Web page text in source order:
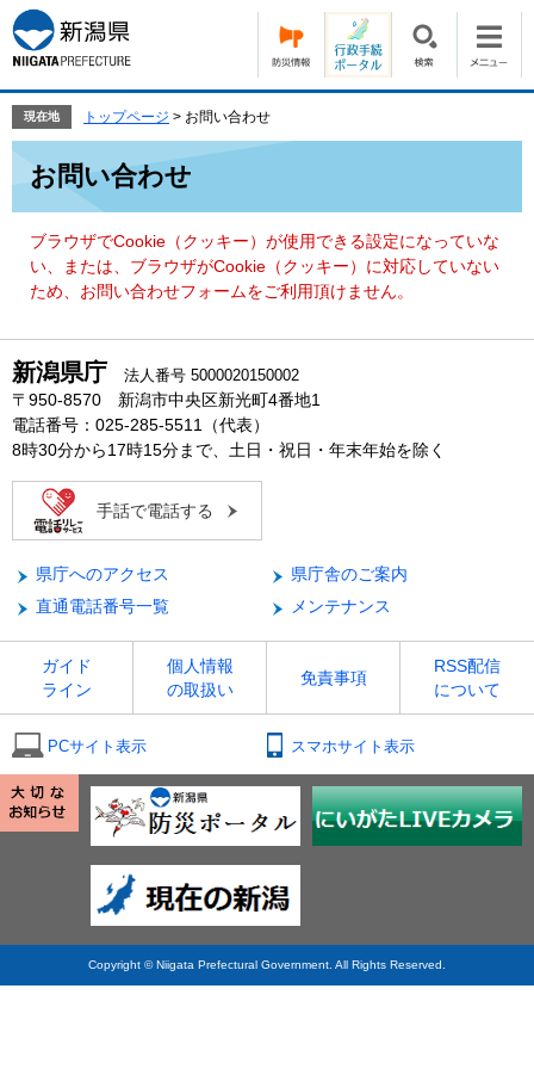
ー
ジ
の
頭
す。
ニ
ュ
ー
飛
て
現在地 トップページ > お問い合わせ
お問い合わせ
ブラウザでCookie（クッキー）が使用できる設定になっていな
い、または、ブラウザがCookie（クッキー）に対応していない
ため、お問い合わせフォームをご利用頂けません。
新潟県庁 法人番号 5000020150002
〒950-8570 新潟市中央区新光町4番地1
電話番号：025-285-5511（代表）
8時30分から17時15分まで、土日・祝日・年末年始を除く
手話で電話する
県庁へのアクセス
県庁舎のご案内
直通電話番号一覧
メンテナンス
ガイド
ライン
個人情報
の取扱い
免責事項
RSS配信
について
PCサイト表示 スマホサイト表示
Copyright © Niigata Prefectural Government. All Rights Reserved.